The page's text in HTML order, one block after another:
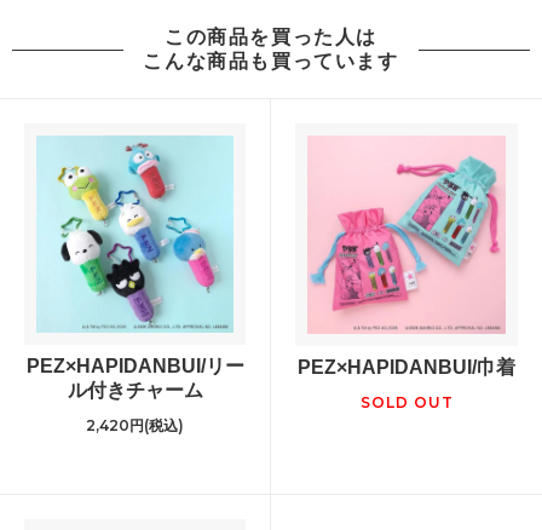
この商品を買った人は
こんな商品も買っています
PEZ×HAPIDANBUI/リー
ル付きチャーム
2,420円(税込)
PEZ×HAPIDANBUI/巾着
SOLD OUT